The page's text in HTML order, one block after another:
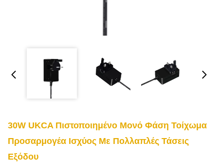
30W UKCA Πιστοποιημένο Μονό Φάση Τοίχωμα
Προσαρμογέα Ισχύος Με Πολλαπλές Τάσεις
Εξόδου